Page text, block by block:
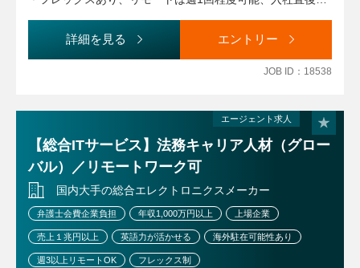
＊入社後はまず、契約審査関連とコンプライアンス関連業務
少数精鋭の法務組織の為、慣れてきたら徐々にお任せする
詳細を見る エントリー
JOB ID：18538
エージェント求人
【総合ITサービス】法務キャリア人材（グロー
バル）／リモートワーク可
国内大手の総合エレクトロニクスメーカー
弁護士会費企業負担 年収1,000万円以上 上場企業
売上１兆円以上 英語力が活かせる 海外駐在可能性あり
週3以上リモートOK フレックス制